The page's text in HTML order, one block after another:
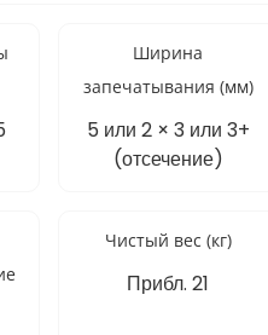
Ширина
запечатывания (мм)
5 или 2 × 3 или 3+
(отсечение)
Чистый вес (кг)
Прибл. 21